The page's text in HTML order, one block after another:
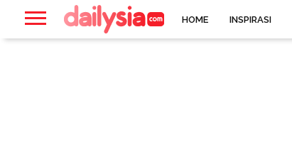
HOME INSPIRASI